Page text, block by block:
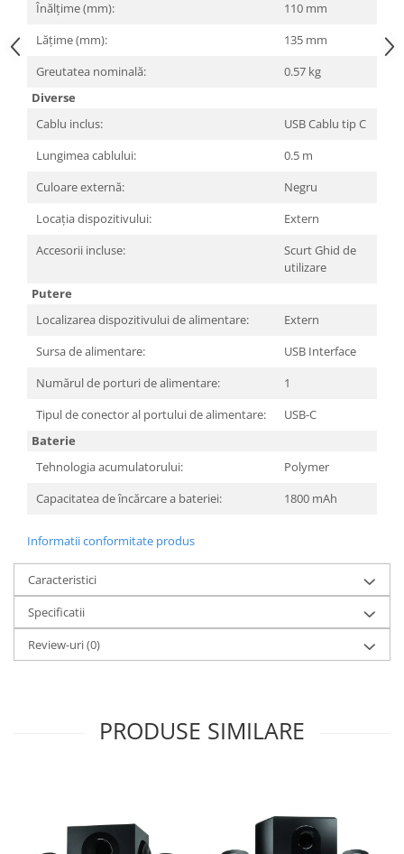
Televizoare & accesorii
Multiboard & Accessorii
Multimedia
Sisteme Videoconferinta
Securitate Date
Firewall
Antivirus
Înălțime (mm):
110 mm
Lățime (mm):
135 mm
Greutatea nominală:
0.57 kg
Diverse
Cablu inclus:
USB Cablu tip C
Lungimea cablului:
0.5 m
Culoare externă:
Negru
Locația dispozitivului:
Extern
Accesorii incluse:
Scurt Ghid de
utilizare
Putere
Localizarea dispozitivului de alimentare:
Extern
Sursa de alimentare:
USB Interface
Numărul de porturi de alimentare:
1
Tipul de conector al portului de alimentare:
USB-C
Baterie
Tehnologia acumulatorului:
Polymer
Capacitatea de încărcare a bateriei:
1800 mAh
Informatii conformitate produs
Caracteristici
Specificatii
Review-uri(0)
PRODUSE SIMILARE